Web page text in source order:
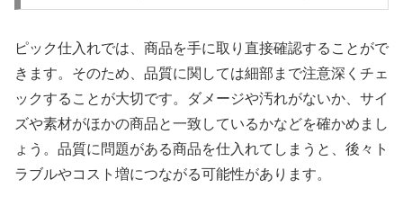
ピック仕入れでは、商品を手に取り直接確認することがで
きます。そのため、品質に関しては細部まで注意深くチェ
ックすることが大切です。ダメージや汚れがないか、サイ
ズや素材がほかの商品と一致しているかなどを確かめまし
ょう。品質に問題がある商品を仕入れてしまうと、後々ト
ラブルやコスト増につながる可能性があります。